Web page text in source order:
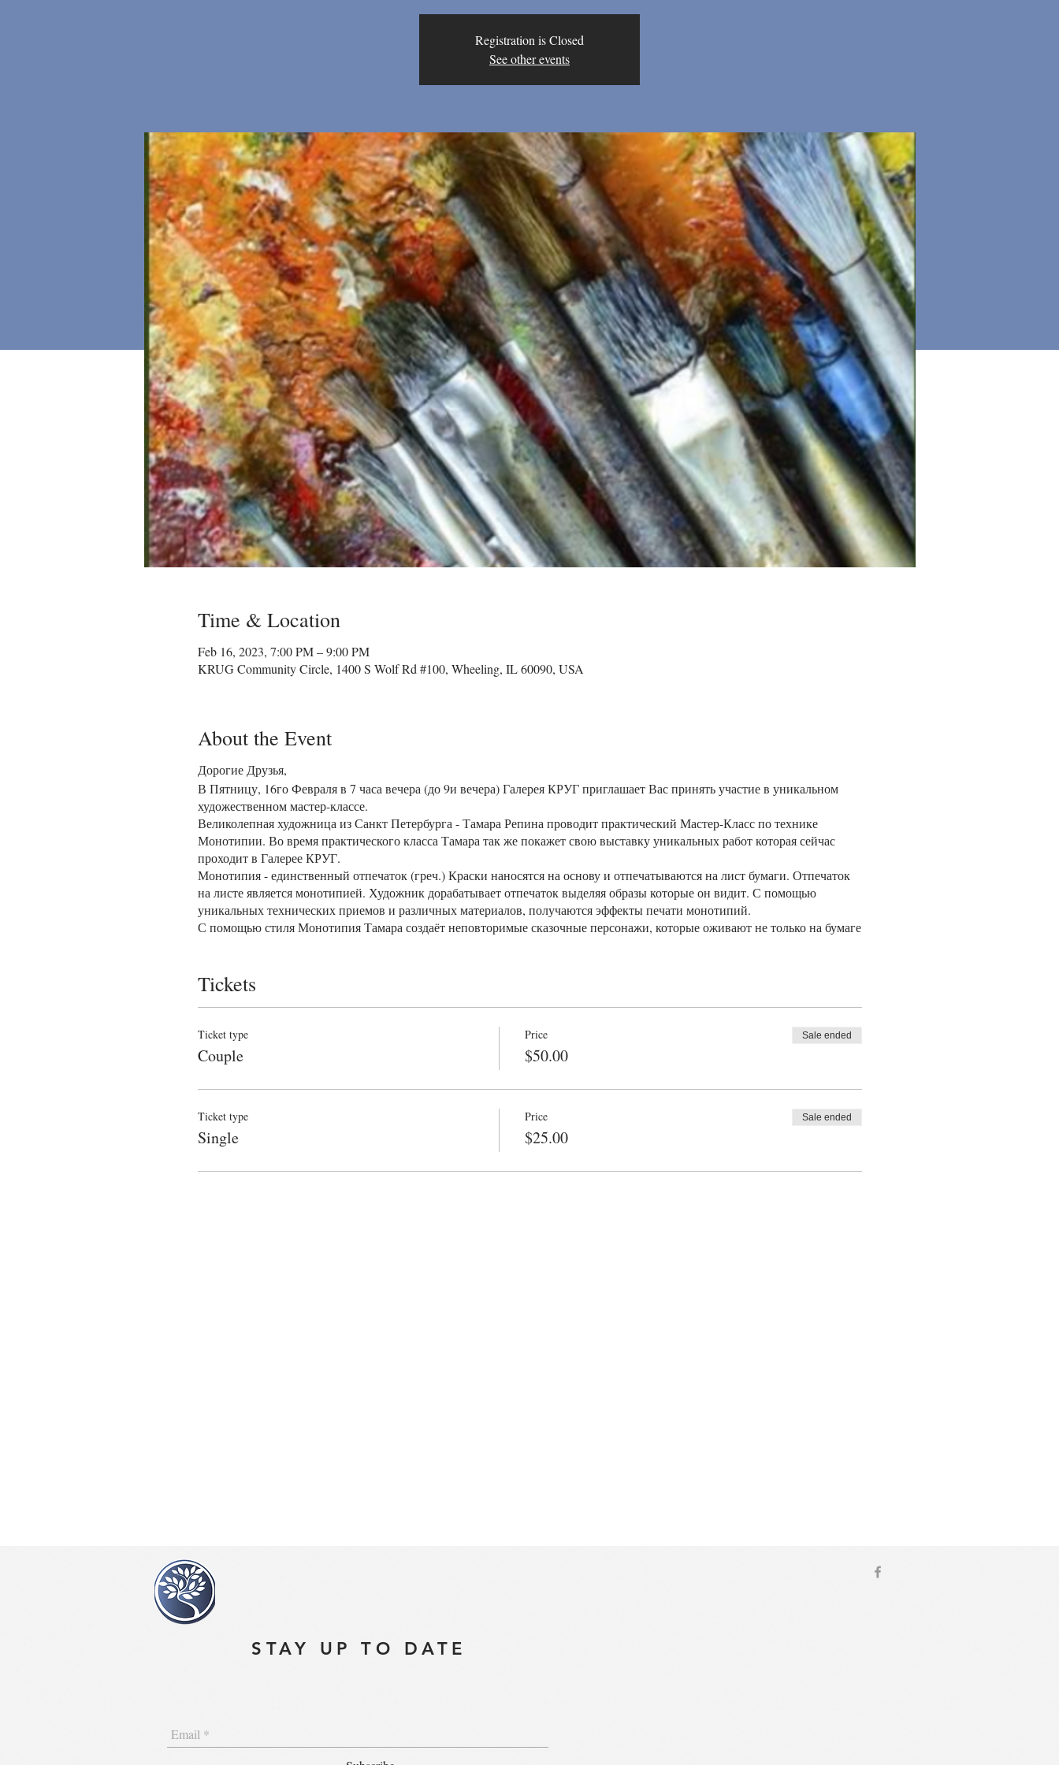
Registration is Closed
See other events
Time & Location
Feb 16, 2023, 7:00 PM – 9:00 PM
KRUG Community Circle, 1400 S Wolf Rd #100, Wheeling, IL 60090, USA
About the Event
Дорогие Друзья,
В Пятницу, 16го Февраля в 7 часа вечера (до 9и вечера) Галерея КРУГ приглашает Вас принять участие в уникальном
художественном мастер-классе.
Великолепная художница из Санкт Петербурга - Тамара Репина проводит практический Мастер-Класс по технике
Монотипии. Во время практического класса Тамара так же покажет свою выставку уникальных работ которая сейчас
проходит в Галерее КРУГ.
Монотипия - единственный отпечаток (греч.) Краски наносятся на основу и отпечатываются на лист бумаги. Отпечаток
на листе является монотипией. Художник дорабатывает отпечаток выделяя образы которые он видит. С помощью
уникальных технических приемов и различных материалов, получаются эффекты печати монотипий.
С помощью стиля Монотипия Тамара создаёт неповторимые сказочные персонажи, которые оживают не только на бумаге
вопросы.
Не упустите эту уникальную возможность познакомиться и научиться приёмам стиля Монотипия, дать разгуляться
Входная плата - $25.00
Тамара Репина является Членом Союза художников России; Директором Международного Фестиваля Монотипии и
Художественным руководителем Студии-мастерской «Техника живописи Старых мастеров»
Tickets
Ticket type
Couple
Price
$50.00
Sale ended
Ticket type
Single
Price
$25.00
Sale ended
STAY UP TO DATE